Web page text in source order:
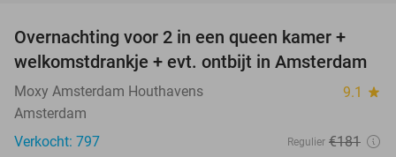
51%
Overnachting voor 2 in een queen kamer +
welkomstdrankje + evt. ontbijt in Amsterdam
Moxy Amsterdam Houthavens 9.1 star
Amsterdam
Verkocht: 797
Regulier €181